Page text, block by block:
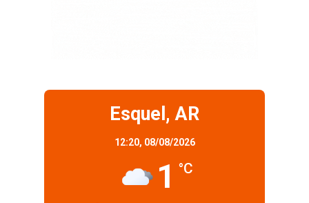
Esquel, AR
12:20, 08/08/2026
1 °C